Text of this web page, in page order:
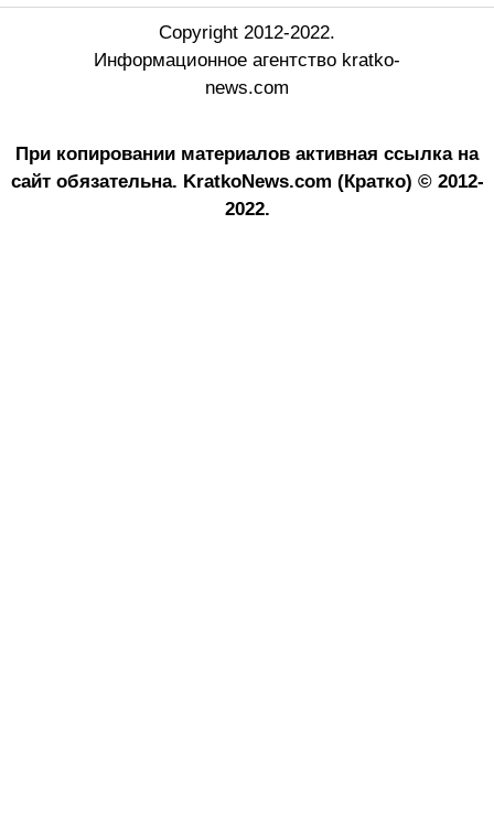
Copyright 2012-2022.
Информационное агентство kratko-
news.com
При копировании материалов активная ссылка на
сайт обязательна. KratkoNews.com (Кратко) © 2012-
2022.